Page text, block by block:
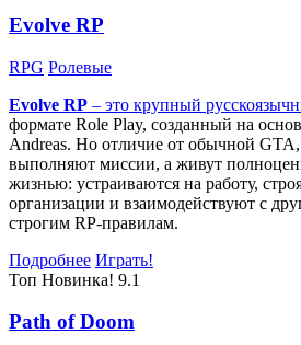
Evolve RP
RPG Ролевые
Evolve RP – это крупный
формате Role Play, созданный на
Andreas. Но отличие от обычной GTA,
выполняют миссии, а живут
жизнью: устраиваются на работу,
организации и взаимодействуют с
строгим RP-правилам.
Подробнее Играть!
Топ Новинка! 9.1
Path of Doom